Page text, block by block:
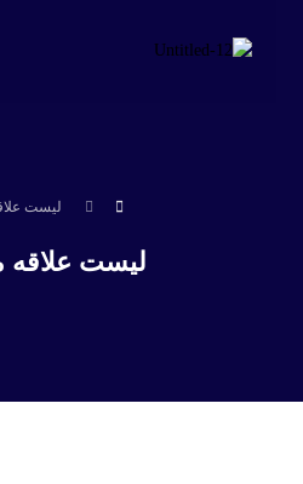
لیست
لیست علاقه